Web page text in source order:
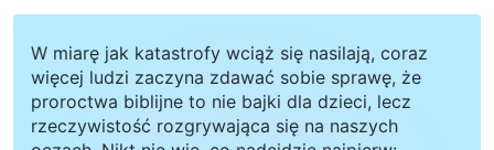
W miarę jak katastrofy wciąż się nasilają, coraz
więcej ludzi zaczyna zdawać sobie sprawę, że
proroctwa biblijne to nie bajki dla dzieci, lecz
rzeczywistość rozgrywająca się na naszych